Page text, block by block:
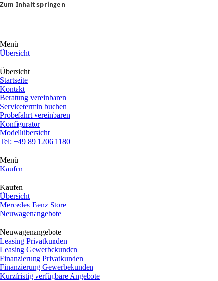
Zum Inhalt springen
Menü
Übersicht
Übersicht
Startseite
Kontakt
Beratung vereinbaren
Servicetermin buchen
Probefahrt vereinbaren
Konfigurator
Modellübersicht
Tel: +49 89 1206 1180
Menü
Kaufen
Kaufen
Übersicht
Mercedes-Benz Store
Neuwagenangebote
Neuwagenangebote
Leasing Privatkunden
Leasing Gewerbekunden
Finanzierung Privatkunden
Finanzierung Gewerbekunden
Kurzfristig verfügbare Angebote